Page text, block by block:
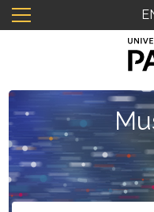
Panneau de gestion des